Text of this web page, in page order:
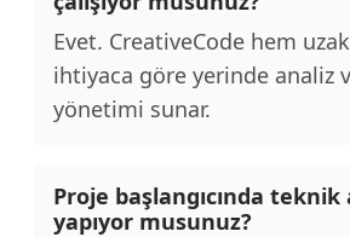
Evet. CreativeCode hem
ihtiyaca göre yerinde analiz
yönetimi sunar.
Proje başlangıcında teknik
yapıyor musunuz?